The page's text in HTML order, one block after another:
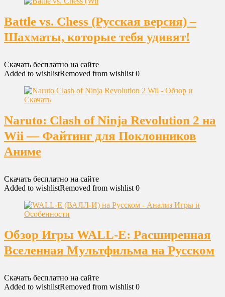
Battle vs. Chess (Русская версия) –
Шахматы, которые тебя удивят!
Скачать бесплатно на сайте
Added to wishlistRemoved from wishlist 0
Naruto: Clash of Ninja Revolution 2 на
Wii — Файтинг для Поклонников
Аниме
Скачать бесплатно на сайте
Added to wishlistRemoved from wishlist 0
Обзор Игры WALL-E: Расширенная
Вселенная Мультфильма на Русском
Скачать бесплатно на сайте
Added to wishlistRemoved from wishlist 0